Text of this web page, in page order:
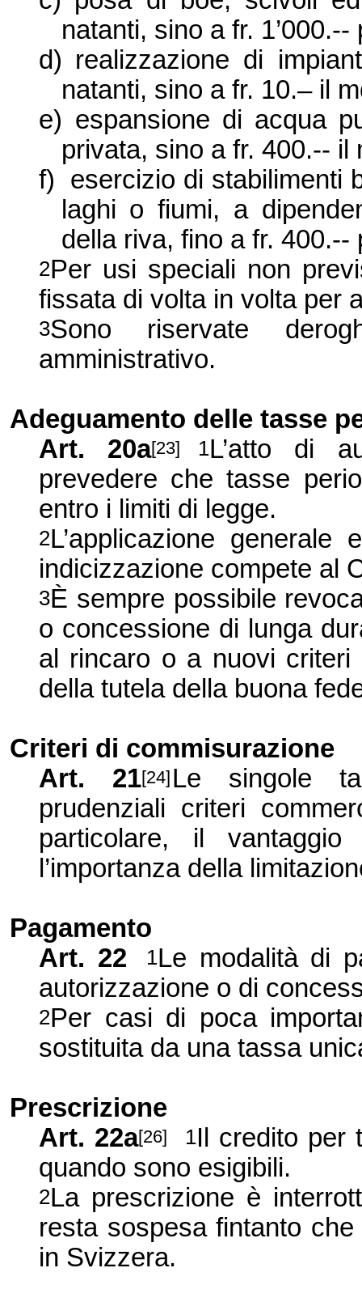
natanti, sino a fr. 1’000.--
d) realizzazione di
natanti, sino a fr. 10.– il
e) espansione di acqua
privata, sino a fr. 400.-- il
f)
esercizio di stabilimenti
laghi o fiumi, a
della riva, fino a fr. 400.--
2Per usi speciali non
fissata di volta in volta per
3Sono riservate
amministrativo.
Adeguamento delle tasse
Art. 20a[23] 1L’atto di
prevedere che tasse
entro i limiti di legge.
2L’applicazione
indicizzazione compete al
3È sempre possibile
o concessione di lunga
al rincaro o a nuovi criteri
della tutela della buona
Criteri di commisurazione
Art. 21[24] Le singole
prudenziali criteri
particolare, il
l’importanza della
Pagamento
Art. 22
1Le modalità di
autorizzazione o di
2Per casi di poca
sostituita da una tassa
Prescrizione
Art. 22a[26] 1Il credito per
quando sono esigibili.
2La prescrizione è
resta sospesa fintanto
in Svizzera.